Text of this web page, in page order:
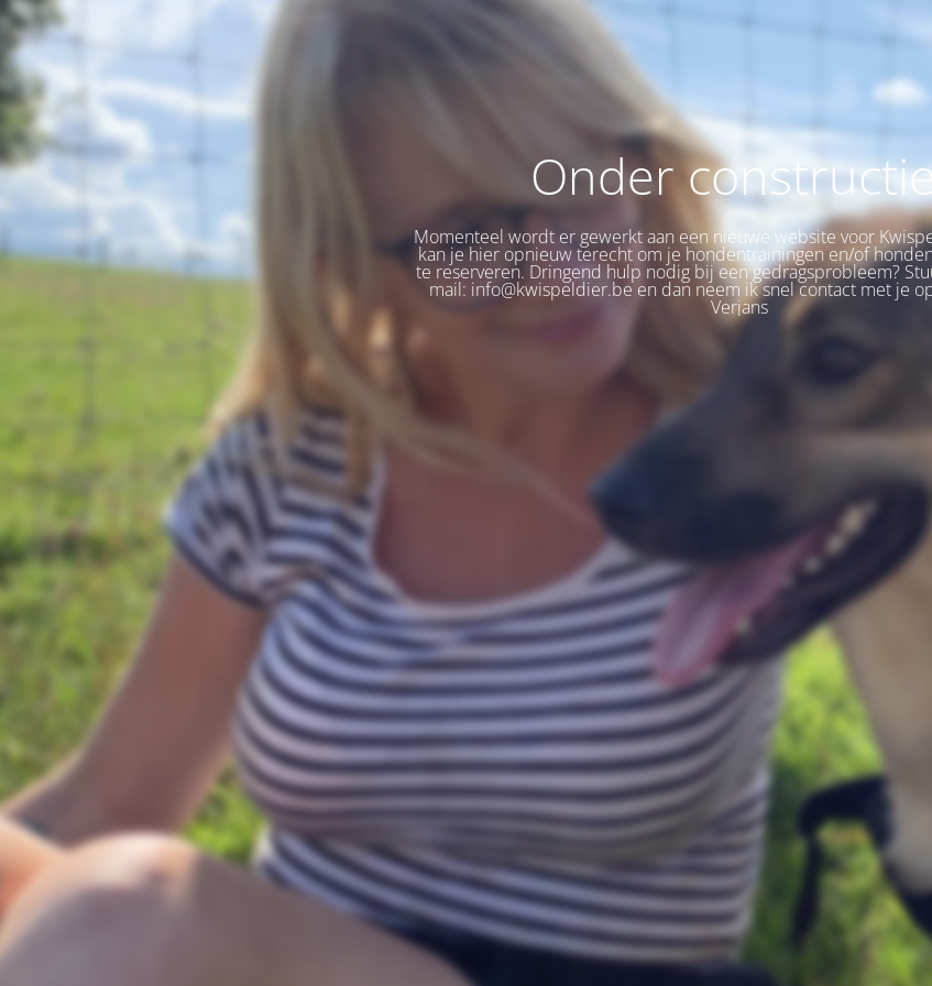
Onder
Momenteel wordt er gewerkt aan een nieuwe website voor
kan je hier opnieuw terecht om je hondentrainingen en/of
te reserveren. Dringend hulp nodig bij een gedragsprobleem?
mail: info@kwispeldier.be en dan neem ik snel contact met je
Verjans